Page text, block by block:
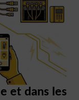
et dans les